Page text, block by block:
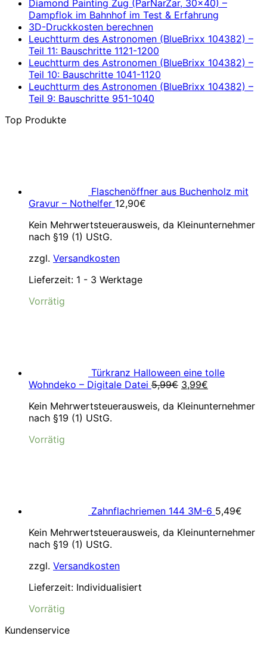
Diamond Painting Zug (ParNarZar, 30×40) –
Dampflok im Bahnhof im Test & Erfahrung
3D-Druckkosten berechnen
Leuchtturm des Astronomen (BlueBrixx 104382) –
Teil 11: Bauschritte 1121-1200
Leuchtturm des Astronomen (BlueBrixx 104382) –
Teil 10: Bauschritte 1041-1120
Leuchtturm des Astronomen (BlueBrixx 104382) –
Teil 9: Bauschritte 951-1040
Top Produkte
Flaschenöffner aus Buchenholz mit
Gravur – Nothelfer 12,90€
Kein Mehrwertsteuerausweis, da Kleinunternehmer
nach §19 (1) UStG.
zzgl. Versandkosten
Lieferzeit: 1 - 3 Werktage
Vorrätig
Türkranz Halloween eine tolle
Wohndeko – Digitale Datei 5,99€ Ursprünglicher
war:
3,99€
ist:
Kein Mehrwertsteuerausweis, da Kleinunternehmer
nach §19 (1) UStG.
Vorrätig
Zahnflachriemen 144 3M-6 5,49€
Kein Mehrwertsteuerausweis, da Kleinunternehmer
nach §19 (1) UStG.
zzgl. Versandkosten
Lieferzeit: Individualisiert
Vorrätig
Kundenservice